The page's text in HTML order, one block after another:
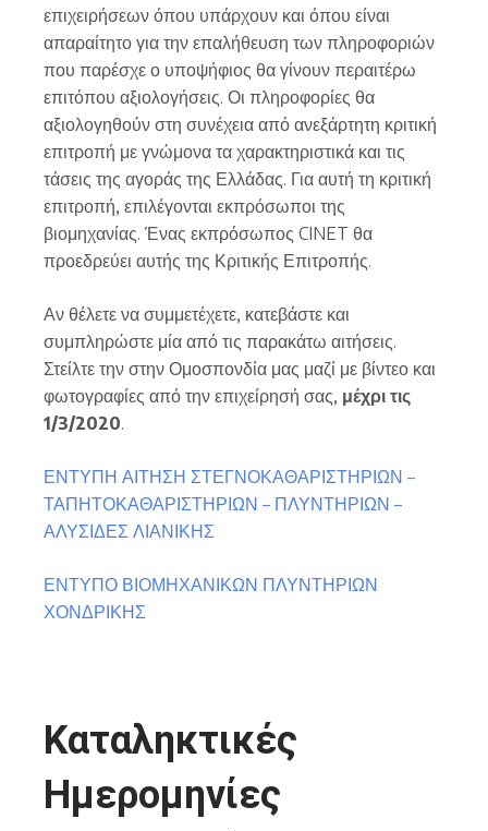
επιχειρήσεων όπου υπάρχουν και όπου είναι
απαραίτητο για την επαλήθευση των πληροφοριών
που παρέσχε ο υποψήφιος θα γίνουν περαιτέρω
επιτόπου αξιολογήσεις. Οι πληροφορίες θα
αξιολογηθούν στη συνέχεια από ανεξάρτητη κριτική
επιτροπή με γνώμονα τα χαρακτηριστικά και τις
τάσεις της αγοράς της Ελλάδας. Για αυτή τη κριτική
επιτροπή, επιλέγονται εκπρόσωποι της
βιομηχανίας. Ένας εκπρόσωπος CINET θα
προεδρεύει αυτής της Κριτικής Επιτροπής.
Αν θέλετε να συμμετέχετε, κατεβάστε και
συμπληρώστε μία από τις παρακάτω αιτήσεις.
Στείλτε την στην Ομοσπονδία μας μαζί με βίντεο και
φωτογραφίες από την επιχείρησή σας, μέχρι τις
1/3/2020.
ΕΝΤΥΠΗ ΑΙΤΗΣΗ ΣΤΕΓΝΟΚΑΘΑΡΙΣΤΗΡΙΩΝ –
ΤΑΠΗΤΟΚΑΘΑΡΙΣΤΗΡΙΩΝ – ΠΛΥΝΤΗΡΙΩΝ –
ΑΛΥΣΙΔΕΣ ΛΙΑΝΙΚΗΣ
ΕΝΤΥΠΟ ΒΙΟΜΗΧΑΝΙΚΩΝ ΠΛΥΝΤΗΡΙΩΝ
ΧΟΝΔΡΙΚΗΣ
Καταληκτικές
Ημερομηνίες